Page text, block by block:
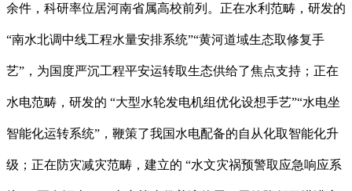
余件，科研率位居河南省属高校前列。正在水利范畴，研发的
“南水北调中线工程水量安排系统”“黄河道域生态取修复手
艺”，为国度严沉工程平安运转取生态供给了焦点支持；正在
水电范畴，研发的 “大型水轮发电机组优化设想手艺”“水电坐
智能化运转系统”，鞭策了我国水电配备的自从化取智能化升
级；正在防灾减灾范畴，建立的 “水文灾祸预警取应急响应系